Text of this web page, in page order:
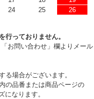
24 25
26
行っておりません。
お問い合わせ」欄よりメール
場合がございます。
の品番または商品ページの
になります。